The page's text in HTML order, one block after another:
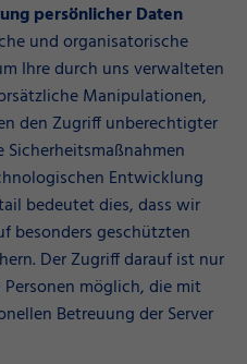
persönlicher Daten
und organisatorische
Ihre durch uns verwalteten
Manipulationen,
den Zugriff unberechtigter
Sicherheitsmaßnahmen
Entwicklung
bedeutet dies, dass wir
besonders geschützten
Der Zugriff darauf ist nur
möglich, die mit
Betreuung der Server